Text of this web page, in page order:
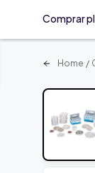
Comprar
Home /